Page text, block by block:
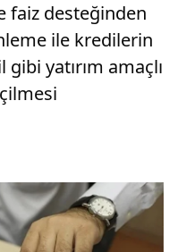
faiz desteğinden
ile kredilerin
yatırım amaçlı